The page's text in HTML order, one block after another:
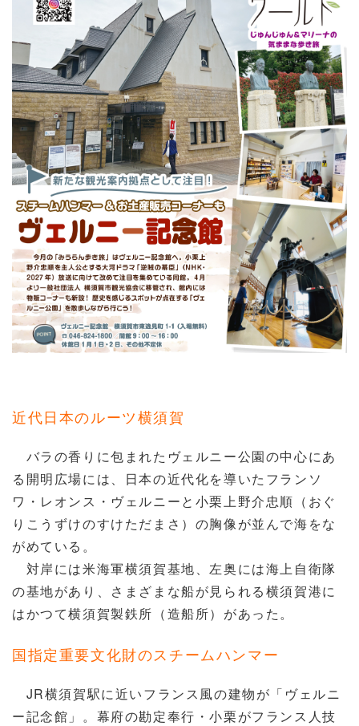
近代日本のルーツ横須賀
バラの香りに包まれたヴェルニー公園の中心にあ
る開明広場には、日本の近代化を導いたフランソ
ワ・レオンス・ヴェルニーと小栗上野介忠順（おぐ
りこうずけのすけただまさ）の胸像が並んで海をな
がめている。
対岸には米海軍横須賀基地、左奥には海上自衛隊
の基地があり、さまざまな船が見られる横須賀港に
はかつて横須賀製鉄所（造船所）があった。
国指定重要文化財のスチームハンマー
JR横須賀駅に近いフランス風の建物が「ヴェルニ
ー記念館」。幕府の勘定奉行・小栗がフランス人技